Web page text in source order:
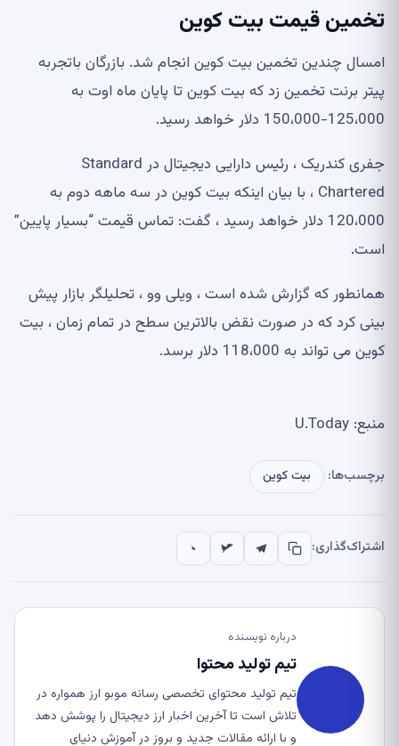
تخمین قیمت بیت کوین
امسال چندین تخمین بیت کوین انجام شد. بازرگان باتجربه
پیتر برنت تخمین زد که بیت کوین تا پایان ماه اوت به
125،000-150،000 دلار خواهد رسید.
جفری کندریک ، رئیس دارایی دیجیتال در Standard
Chartered ، با بیان اینکه بیت کوین در سه ماهه دوم به
120،000 دلار خواهد رسید ، گفت: تماس قیمت “بسیار پایین”
است.
همانطور که گزارش شده است ، ویلی وو ، تحلیلگر بازار پیش
بینی کرد که در صورت نقض بالاترین سطح در تمام زمان ، بیت
کوین می تواند به 118،000 دلار برسد.
منبع: U.Today
برچسب‌ها: بیت کوین
اشتراک‌گذاری:
درباره نویسنده
تیم تولید محتوا
تیم تولید محتوای تخصصی رسانه موبو ارز همواره در
تلاش است تا آخرین اخبار ارز دیجیتال را پوشش دهد
و با ارائه مقالات جدید و بروز در آموزش دنیای